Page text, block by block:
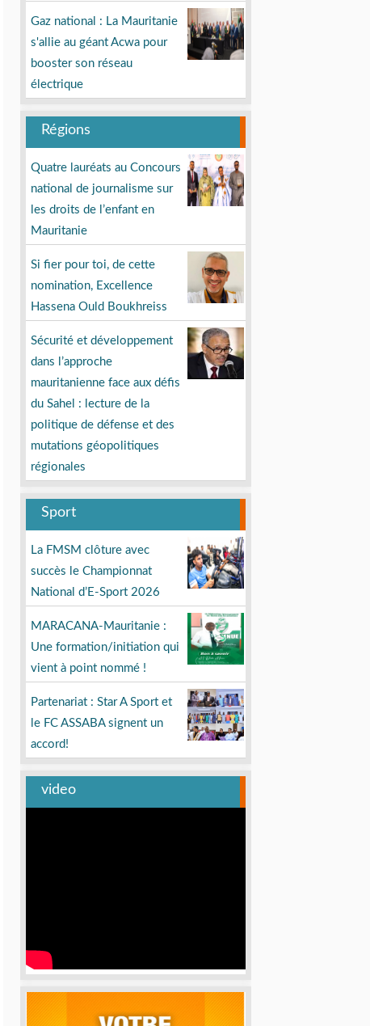
Gaz national : La Mauritanie
s'allie au géant Acwa pour
booster son réseau
électrique
Régions
Quatre lauréats au Concours
national de journalisme sur
les droits de l’enfant en
Mauritanie
Si fier pour toi, de cette
nomination, Excellence
Hassena Ould Boukhreiss
Sécurité et développement
dans l’approche
mauritanienne face aux défis
du Sahel : lecture de la
politique de défense et des
mutations géopolitiques
régionales
Sport
La FMSM clôture avec
succès le Championnat
National d’E-Sport 2026
MARACANA-Mauritanie :
Une formation/initiation qui
vient à point nommé !
Partenariat : Star A Sport et
le FC ASSABA signent un
accord!
video